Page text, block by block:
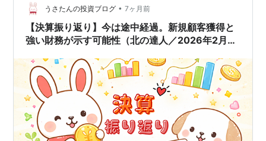
グ、もう終わり！戦わず勝つWEB術 1. 古いマーケティン
グの死 従来の罠： 価格・機能・…
うさたんの投資ブログ • 7ヶ月前
【決算振り返り】今は途中経過。新規顧客獲得と
強い財務が示す可能性（北の達人／2026年2月期